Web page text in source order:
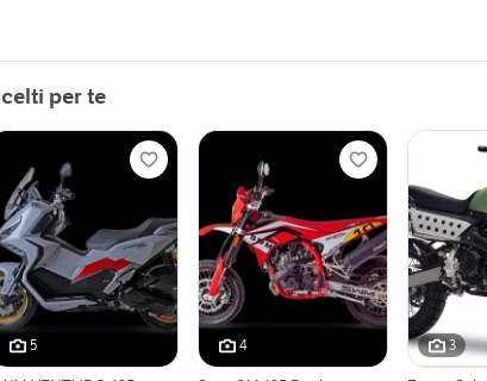
per te
5 4 3